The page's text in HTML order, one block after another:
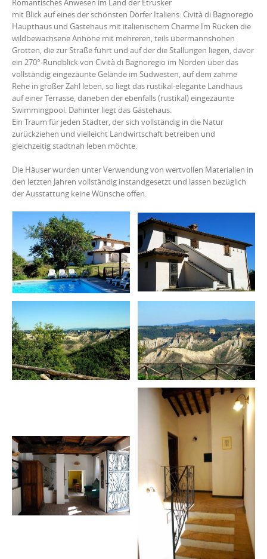
Romantisches Anwesen im Land der Etrusker
mit Blick auf eines der schönsten Dörfer Italiens: Cività di Bagnoregio
Haupthaus und Gästehaus mit italienischem Charme.Im Rücken die
wildbewachsene Anhöhe mit mehreren, teils übermannshohen
Grotten, die zur Straße führt und auf der die Stallungen liegen, davor
ein 270°-Rundblick von Cività di Bagnoregio im Norden über das
vollständig eingezäunte Gelände im Südwesten, auf dem zahme
Rehe in großer Zahl leben, so liegt das rustikal-elegante Landhaus
auf einer Terrasse, daneben der ebenfalls (rustikal) eingezäunte
Swimmingpool. Dahinter liegt das Gästehaus.
Ein Traum für jeden Städter, der sich vollständig in die Natur
zurückziehen und vielleicht Landwirtschaft betreiben und
gleichzeitig stadtnah leben möchte.
Die Häuser wurden unter Verwendung von wertvollen Materialien in
den letzten Jahren vollständig instandgesetzt und lassen bezüglich
der Ausstattung keine Wünsche offen.